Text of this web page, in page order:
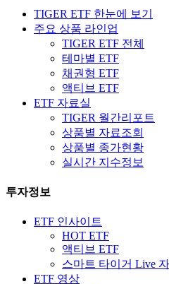
TIGER ETF 한눈에 보기
주요 상품 라인업
TIGER ETF 전체
테마별 ETF
채권형 ETF
액티브 ETF
ETF 자료실
TIGER 월간리포트
상품별 자료조회
상품별 종가현황
실시간 지수정보
투자정보
ETF 인사이트
HOT ETF
액티브 ETF
스마트 타이거 Live
ETF 영상